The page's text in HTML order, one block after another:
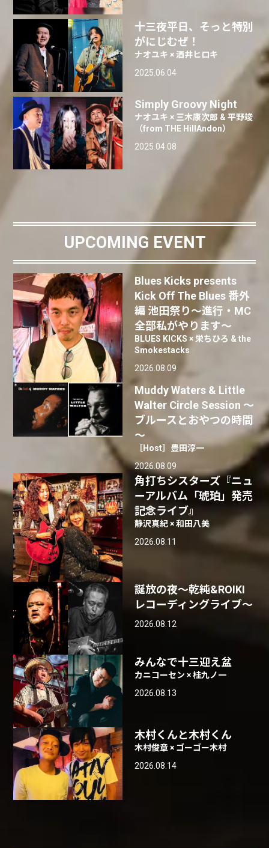
十三夜平日、そっと特別
がにじむぜ！
ナオユキ × 酒井ヒロキ
2025.06.04
Simply Groovy Night
ナオユキ × 三木康次郎 & 平野竣
（from THE HillAndon）
2025.04.08
UPCOMING EVENT
Blues Kicks presents
Kick Off The Blues 番外
編 池田祭り〜進行・MC
全部私がやります〜
BLUES KICKS × 栄ちひろ & the
Smokestacks
2026.08.09
Muddy Waters & Little
Walter Circle Session ～
ブルースとおやつの時間
～
［Host］豊田淳一
2026.08.09
角打ちシスターズ『ニュ
ーアルバム「琥珀」発売
記念ライブ』
静沢真紀 × 和田八美
2026.08.11
誕放の夜〜乾純&ROIKI
レコーディングライブ〜
2026.08.12
みんなで十三迎え盆
カニコーセン × 桂九ノ一
2026.08.13
木村くんと木村くん
木村俊章 × ゴーゴー木村
2026.08.14